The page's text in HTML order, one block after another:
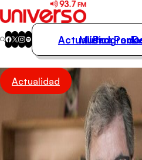
Actualidad
Música
Podcasts
Destacados
Actualidad
Música
Actualidad